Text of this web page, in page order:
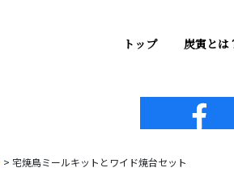
トップ 炭寅とは
> 宅焼鳥ミールキットとワイド焼台セット